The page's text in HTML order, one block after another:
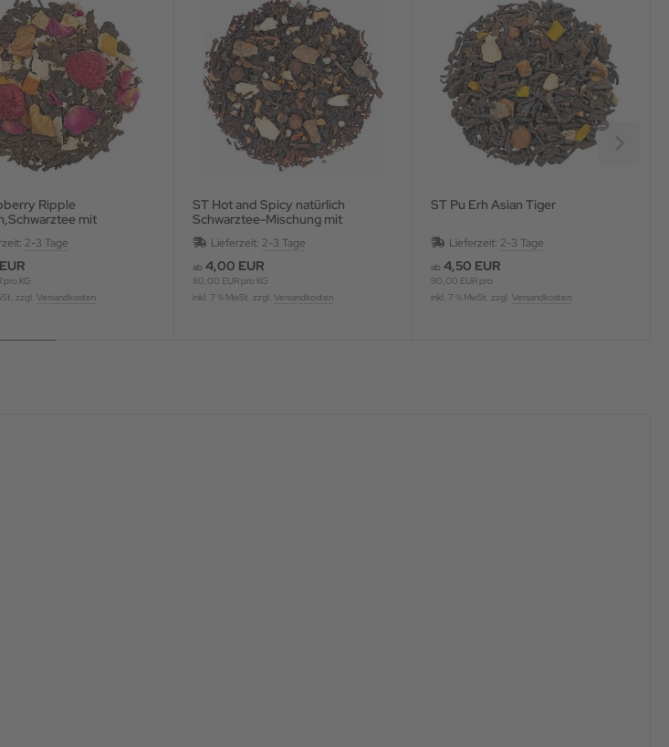
Ripple
mit
und Blüten,
2-3 Tage
KG
zzgl. Versandkosten
ST Hot and Spicy natürlich
Schwarztee-Mischung mit
Gewürzen, aromatisiert
Lieferzeit: 2-3 Tage
ab 4,00 EUR
80,00 EUR pro KG
inkl. 7 % MwSt. zzgl.Versandkosten
ST Pu Erh Asian Tiger
Lieferzeit: 2-3 Tage
ab 4,50 EUR
90,00 EUR pro
inkl. 7 % MwSt. zzgl. Versandkosten